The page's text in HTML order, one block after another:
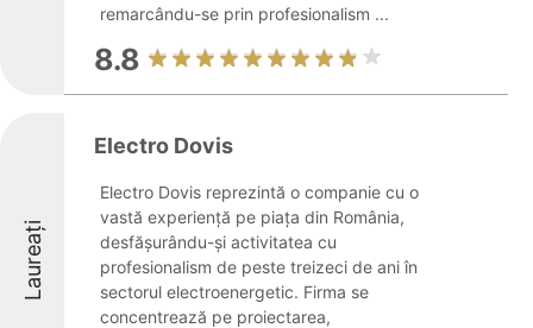
remarcându-se prin profesionalism ...
8.8
Laureați
Electro Dovis
Electro Dovis reprezintă o companie cu o
vastă experiență pe piața din România,
desfășurându-și activitatea cu
profesionalism de peste treizeci de ani în
sectorul electroenergetic. Firma se
concentrează pe proiectarea,